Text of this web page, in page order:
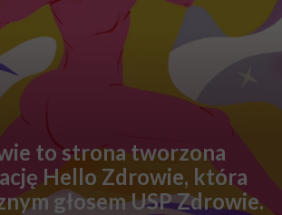
to strona tworzona
Hello Zdrowie, która
głosem USP Zdrowie.